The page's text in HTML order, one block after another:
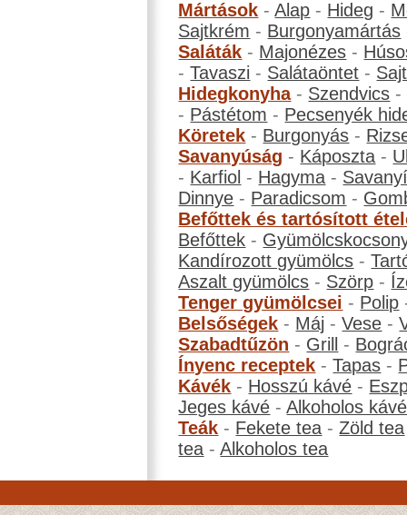
Mártások -Alap - Hideg -
Sajtkrém - Burgonyamártás
Saláták - Majonézes -
-Tavaszi - Salátaöntet -
Hidegkonyha- Szendvics -
- Pástétom - Pecsenyék
Köretek - Burgonyás -
Savanyúság - Káposzta -
- Karfiol - Hagyma -
Dinnye - Paradicsom -
Befőttek és tartósított
Befőttek -
Kandírozott gyümölcs -
Aszalt gyümölcs - Szörp -
Tenger gyümölcsei - Polip
Belsőségek - Máj -Vese -
Szabadtűzön - Grill -
Ínyenc receptek -Tapas -
Kávék - Hosszú kávé -
Jeges kávé -Alkoholos kávé
Teák - Fekete tea -Zöld tea
tea -Alkoholos tea